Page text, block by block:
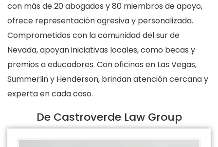
con más de 20 abogados y 80 miembros de apoyo,
ofrece representación agresiva y personalizada.
Comprometidos con la comunidad del sur de
Nevada, apoyan iniciativas locales, como becas y
premios a educadores. Con oficinas en Las Vegas,
Summerlin y Henderson, brindan atención cercana y
experta en cada caso.
De Castroverde Law Group